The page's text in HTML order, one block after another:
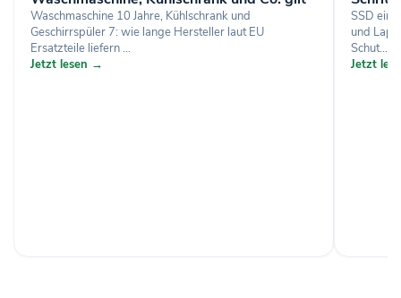
Waschmaschine 10 Jahre, Kühlschrank und
Geschirrspüler 7: wie lange Hersteller laut EU
Ersatzteile liefern ...
Jetzt lesen →
SSD
und
Schut...
Jetzt